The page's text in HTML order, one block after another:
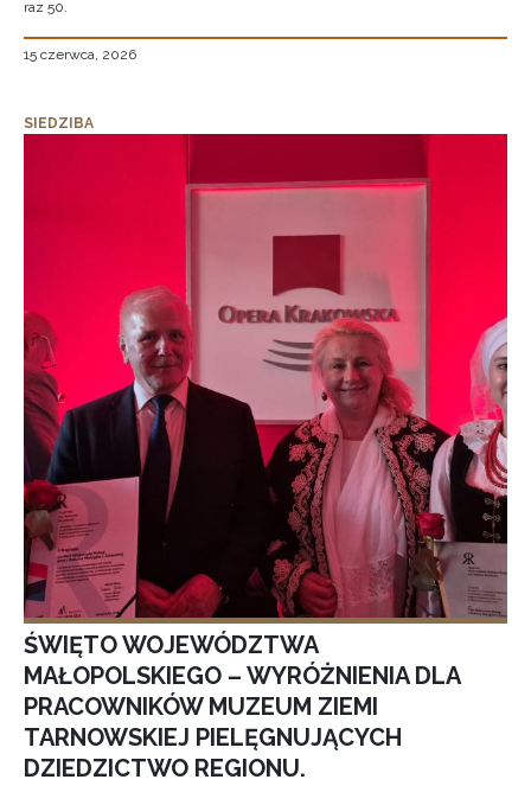
raz 50.
15 czerwca, 2026
SIEDZIBA
ŚWIĘTO WOJEWÓDZTWA
MAŁOPOLSKIEGO – WYRÓŻNIENIA DLA
PRACOWNIKÓW MUZEUM ZIEMI
TARNOWSKIEJ PIELĘGNUJĄCYCH
DZIEDZICTWO REGIONU.